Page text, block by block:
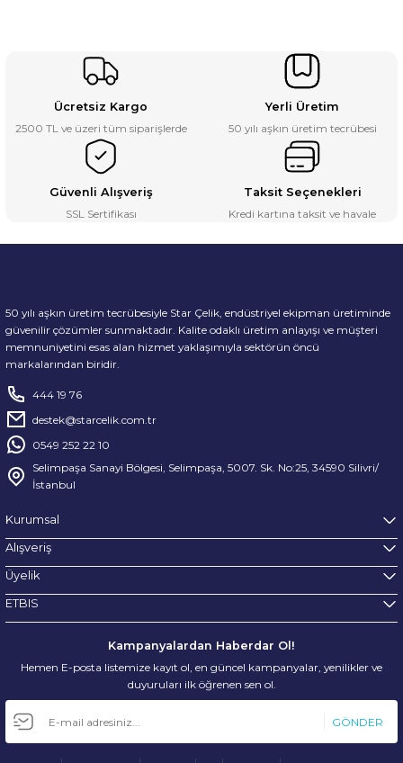
Ücretsiz Kargo
2500 TL ve üzeri tüm siparişlerde
Yerli Üretim
50 yılı aşkın üretim tecrübesi
Güvenli Alışveriş
SSL Sertifikası
Taksit Seçenekleri
Kredi kartına taksit ve havale
50 yılı aşkın üretim tecrübesiyle Star Çelik, endüstriyel ekipman üretiminde
güvenilir çözümler sunmaktadır. Kalite odaklı üretim anlayışı ve müşteri
memnuniyetini esas alan hizmet yaklaşımıyla sektörün öncü
markalarından biridir.
444 19 76
destek@starcelik.com.tr
0549 252 22 10
Selimpaşa Sanayi Bölgesi, Selimpaşa, 5007. Sk. No:25, 34590 Silivri/
İstanbul
Kurumsal
Alışveriş
Üyelik
ETBIS
Kampanyalardan Haberdar Ol!
Hemen E-posta listemize kayıt ol, en güncel kampanyalar, yenilikler ve
duyuruları ilk öğrenen sen ol.
GÖNDER